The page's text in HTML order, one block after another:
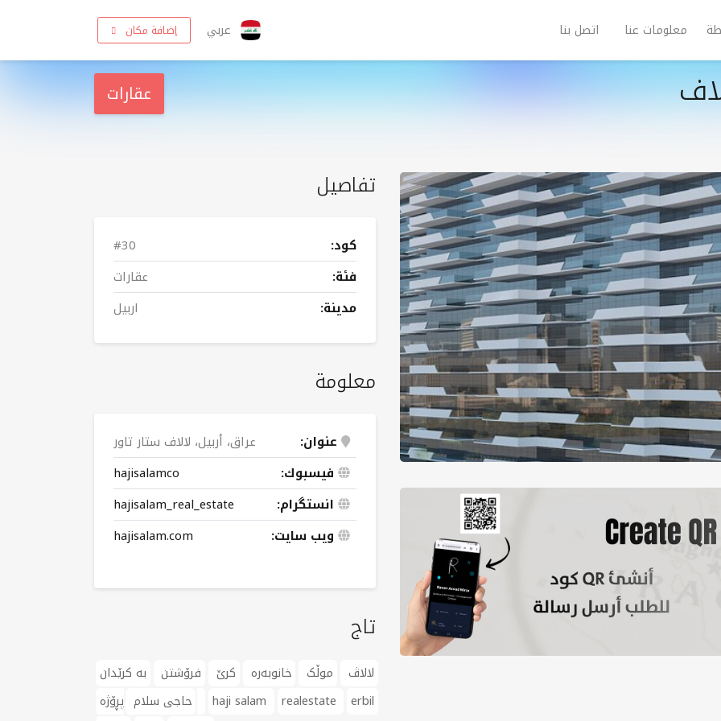
معلومات عنا اتصل بنا عربي إضافة مكان
عقارات
تفاصيل
كود:
#30
فئة:
عقارات
مدينة:
اربيل
معلومة
عنوان:
عراق، أربيل، لالاف ستار تاور
فيسبوك:
hajisalamco
انستگرام:
hajisalam_real_estate
ویب سایت:
hajisalam.com
تاج
لالاڤ موڵک خانوبەرە کرێ فرۆشتن
بە کرێدان
حاجی سلام
haji salam realestate
erbil